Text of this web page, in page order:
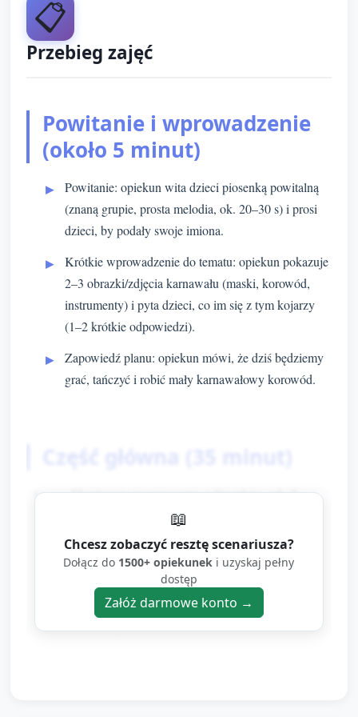
📋
Przebieg zajęć
Powitanie i wprowadzenie
(około 5 minut)
Powitanie: opiekun wita dzieci piosenką powitalną
(znaną grupie, prosta melodia, ok. 20–30 s) i prosi
dzieci, by podały swoje imiona.
Krótkie wprowadzenie do tematu: opiekun pokazuje
2–3 obrazki/zdjęcia karnawału (maski, korowód,
instrumenty) i pyta dzieci, co im się z tym kojarzy
(1–2 krótkie odpowiedzi).
Zapowiedź planu: opiekun mówi, że dziś będziemy
grać, tańczyć i robić mały karnawałowy korowód.
Część główna (35 minut)
Eksploracja instrumentów i dźwięków (ok. 7
Materiały: grzechotki, tamburyny, drewniane łyżki,
małe bębny, dzwoneczki.
Podział: opiekun pokazuje każdy instrument po
kolei, krótko demonstruje dźwięk i sposób
📖
Chcesz zobaczyć resztę scenariusza?
Dołącz do 1500+ opiekunek i uzyskaj pełny
dostęp
Załóż darmowe konto →